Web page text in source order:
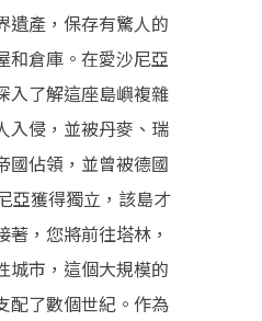
遺產，保存有驚人的
和倉庫。在愛沙尼亞
入了解這座島嶼複雜
入侵，並被丹麥、瑞
國佔領，並曾被德國
亞獲得獨立，該島才
，您將前往塔林，
城市，這個大規模的
配了數個世紀。作為